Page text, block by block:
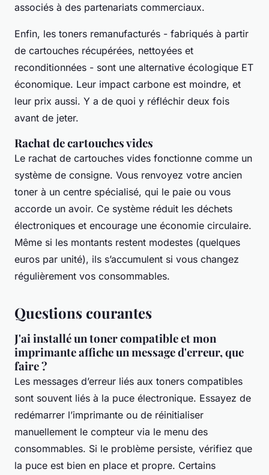
associés à des partenariats commerciaux.
Enfin, les toners remanufacturés - fabriqués à partir
de cartouches récupérées, nettoyées et
reconditionnées - sont une alternative écologique ET
économique. Leur impact carbone est moindre, et
leur prix aussi. Y a de quoi y réfléchir deux fois
avant de jeter.
Rachat de cartouches vides
Le rachat de cartouches vides fonctionne comme un
système de consigne. Vous renvoyez votre ancien
toner à un centre spécialisé, qui le paie ou vous
accorde un avoir. Ce système réduit les déchets
électroniques et encourage une économie circulaire.
Même si les montants restent modestes (quelques
euros par unité), ils s’accumulent si vous changez
régulièrement vos consommables.
Questions courantes
J'ai installé un toner compatible et mon
imprimante affiche un message d'erreur, que
faire ?
Les messages d’erreur liés aux toners compatibles
sont souvent liés à la puce électronique. Essayez de
redémarrer l’imprimante ou de réinitialiser
manuellement le compteur via le menu des
consommables. Si le problème persiste, vérifiez que
la puce est bien en place et propre. Certains